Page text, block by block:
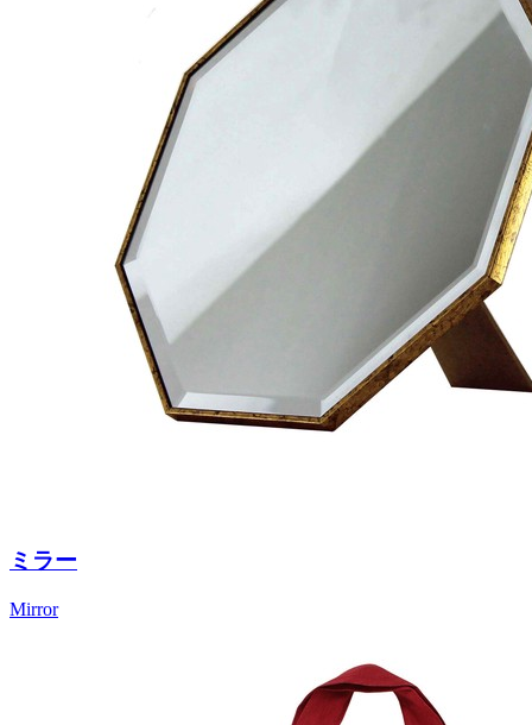
ミラー
Mirror